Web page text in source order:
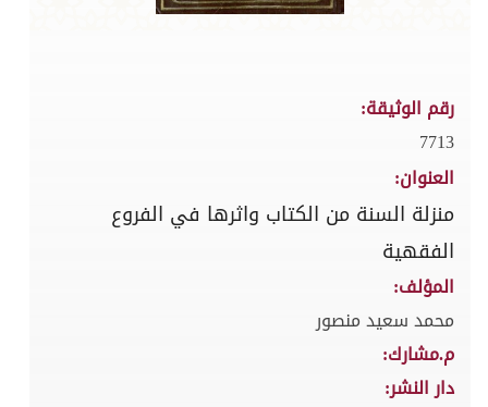
رقم الوثيقة:
7713
العنوان:
منزلة السنة من الكتاب واثرها في الفروع
الفقهية
المؤلف:
محمد سعيد منصور
م.مشارك:
دار النشر: